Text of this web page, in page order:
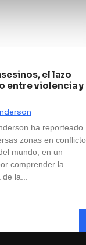
el lazo
entre violencia y
ha reporteado
zonas en conflicto
mundo, en un
comprender la
la...